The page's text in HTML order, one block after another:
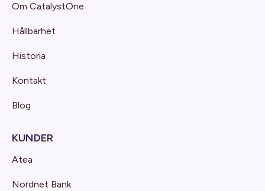
Om CatalystOne
Hållbarhet
Historia
Kontakt
Blog
KUNDER
Atea
Nordnet Bank